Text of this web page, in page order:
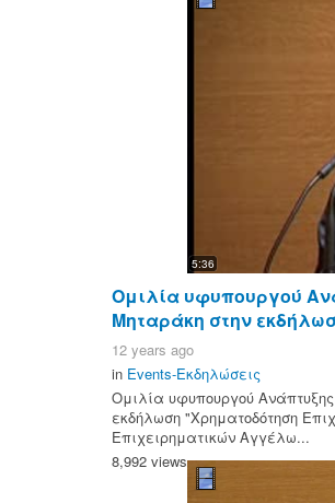
5:36
Ομιλία υφυπουργού
Μηταράκη στην
12 years ago
in Events-Εκδηλώσεις
Ομιλία υφυπουργού
εκδήλωση "Χρηματοδότηση
Επιχειρηματικών Αγγέλω...
8,992 views